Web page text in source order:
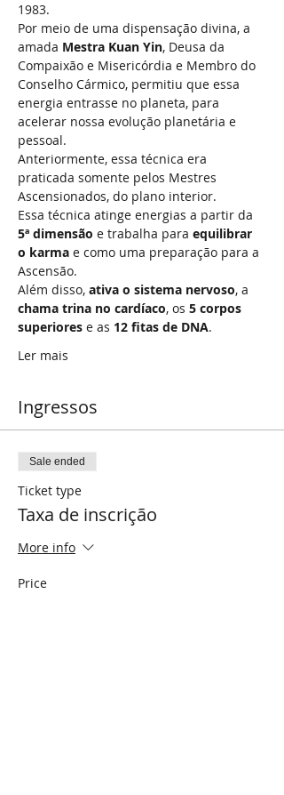
1983.
Por meio de uma dispensação divina, a
amada Mestra Kuan Yin, Deusa da
Compaixão e Misericórdia e Membro do
Conselho Cármico, permitiu que essa
energia entrasse no planeta, para
acelerar nossa evolução planetária e
pessoal.
Anteriormente, essa técnica era
praticada somente pelos Mestres
Ascensionados, do plano interior.
Essa técnica atinge energias a partir da
5ª dimensão e trabalha para equilibrar
o karma e como uma preparação para a
Ascensão.
Além disso, ativa o sistema nervoso, a
chama trina no cardíaco, os 5 corpos
superiores e as 12 fitas de DNA.
Ler mais
Ingressos
Sale ended
Ticket type
Taxa de inscrição
More info
Price